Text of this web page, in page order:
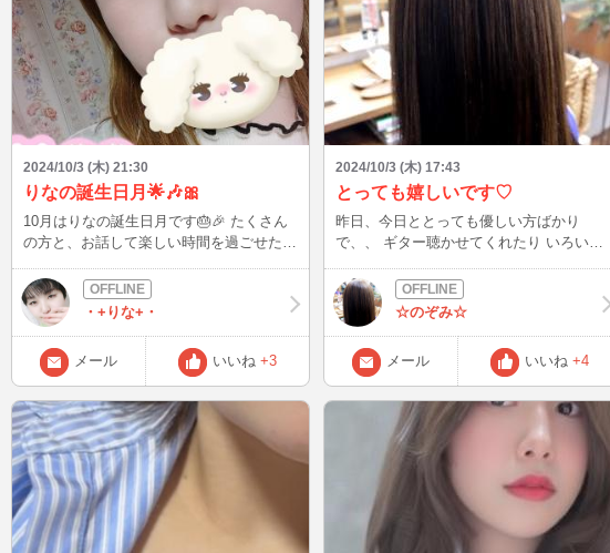
トのかき氷だけじゃ足りなくて、奈良に新
しく出来たパティスリーのかき氷も食べて
きました👍👍 大当たり🎯 いちじくと古都
華のかき氷🍧🥄 甘さと量、味のバランス
がめっちゃ良い👍👍 最初から最後までス
プーンが止まらない。 氷もふわふわでめ
っちゃ美味しかったです😍😍 近々また必
ず行きます😆😆 久しぶりに美味しいかき
氷に出会いました💕💕
2024/10/3 (木) 21:30
りなの誕生日月🌟🎶🎀
10月はりなの誕生日月です🎂🎉 たくさん
の方と、お話して楽しい時間を過ごせたら
てくれてる方ほんとにありがとう🍀🍀みん
・+りな+・
メール いいね +3
2024/10/3 (木) 17:43
とっても嬉しいです♡
昨日、今日ととっても優しい方ばかり
で、、 ギター聴かせてくれたり いろいろ
て、幸せなお時間でした✨ 楽しかっ
た！！ メールもたくさんいただいて、と
ても嬉しいです💓 明日子どもが学校お休
み、そして週末になっちゃうので、次はま
た月曜日🍀 仲良しできるのを楽しみにし
てますね♪
☆のぞみ☆
メール いいね +4